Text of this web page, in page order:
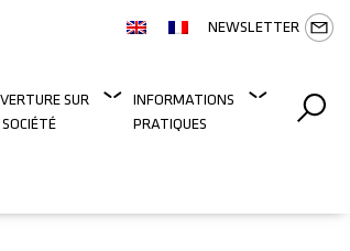
NEWSLETTER
SUR
INFORMATIONS
PRATIQUES